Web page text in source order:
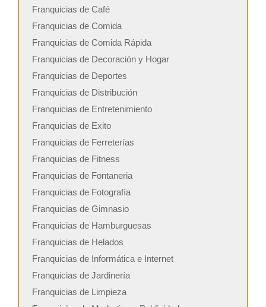
Franquicias de Café
Franquicias de Comida
Franquicias de Comida Rápida
Franquicias de Decoración y Hogar
Franquicias de Deportes
Franquicias de Distribución
Franquicias de Entretenimiento
Franquicias de Exito
Franquicias de Ferreterías
Franquicias de Fitness
Franquicias de Fontaneria
Franquicias de Fotografía
Franquicias de Gimnasio
Franquicias de Hamburguesas
Franquicias de Helados
Franquicias de Informática e Internet
Franquicias de Jardinería
Franquicias de Limpieza